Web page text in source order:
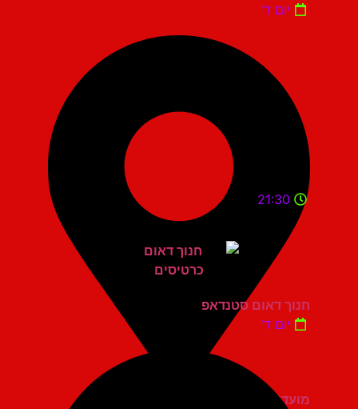
יום ד'
מועדון הגריי יהוד
21:30
חנוך דאום סטנדאפ
יום ד'